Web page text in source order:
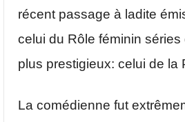
récent passage à ladite
celui du Rôle féminin
plus prestigieux: celui de la
La comédienne fut